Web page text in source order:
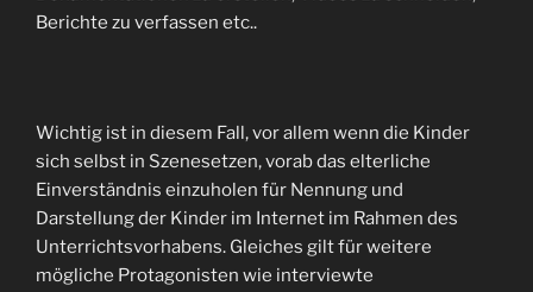
Berichte zu verfassen etc..
Wichtig ist in diesem Fall, vor allem wenn die Kinder
sich selbst in Szenesetzen, vorab das elterliche
Einverständnis einzuholen für Nennung und
Darstellung der Kinder im Internet im Rahmen des
Unterrichtsvorhabens. Gleiches gilt für weitere
mögliche Protagonisten wie interviewte